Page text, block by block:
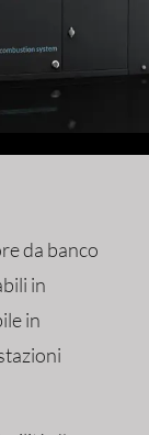
da banco
in
in